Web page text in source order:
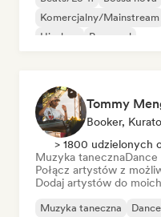
Komercjalny/Mainstream
Hip-hop
Pop-soul
Tommy
Booker,
> 1800 udzielonych
Muzyka tanecznaDance
Połącz artystów z
Dodaj artystów do
Muzyka taneczna